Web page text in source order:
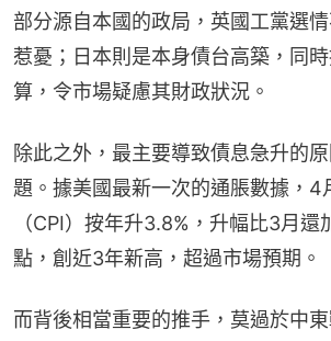
部分源自本國的政局，英國工黨選
惹憂；日本則是本身債台高築，同
算，令市場疑慮其財政狀況。
除此之外，最主要導致債息急升的
題。據美國最新一次的通脹數據，4
（CPI）按年升3.8%，升幅比3月還
點，創近3年新高，超過市場預期。
而背後相當重要的推手，莫過於中